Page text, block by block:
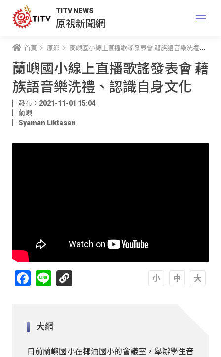
TITV NEWS
原視新聞網
首頁 原鄉 蘭嶼國小線上直播歌謠發表會 藉族語音樂洗禮、認識自身文化
蘭嶼國小線上直播歌謠發表會 藉
族語音樂洗禮、認識自身文化
發布：2021-11-01 15:04
蘭嶼
Syaman Liktasen
Facebook
Line
大綱
日前蘭嶼國小在椰油國小的會議室，舉辦學生音